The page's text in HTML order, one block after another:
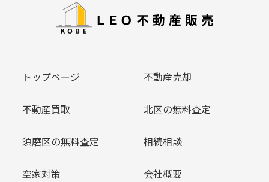
トップページ 不動産売却
不動産買取 北区の無料査定
須磨区の無料査定 相続相談
空家対策 会社概要